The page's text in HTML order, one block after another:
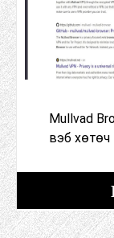
Mullvad
вэб